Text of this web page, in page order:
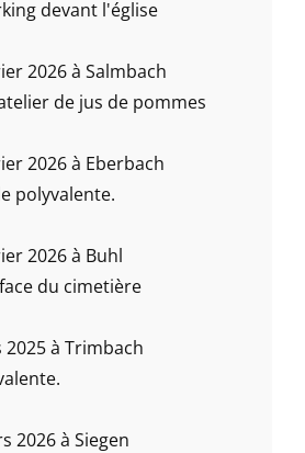
devant l'église
2026 à Salmbach
de jus de pommes
2026 à Eberbach
polyvalente.
2026 à Buhl
du cimetière
à Trimbach
2026 à Siegen